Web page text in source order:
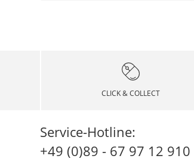
CLICK & COLLECT
Service-Hotline:
+49 (0)89 - 67 97 12 910